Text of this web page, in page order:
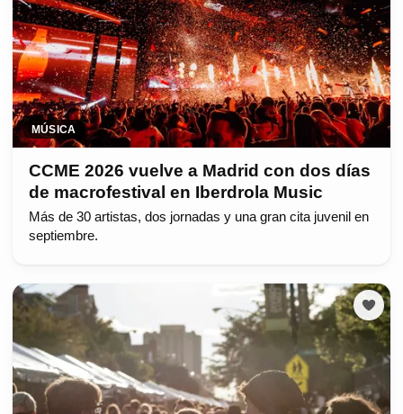
MÚSICA
CCME 2026 vuelve a Madrid con dos días
de macrofestival en Iberdrola Music
Más de 30 artistas, dos jornadas y una gran cita juvenil en
septiembre.